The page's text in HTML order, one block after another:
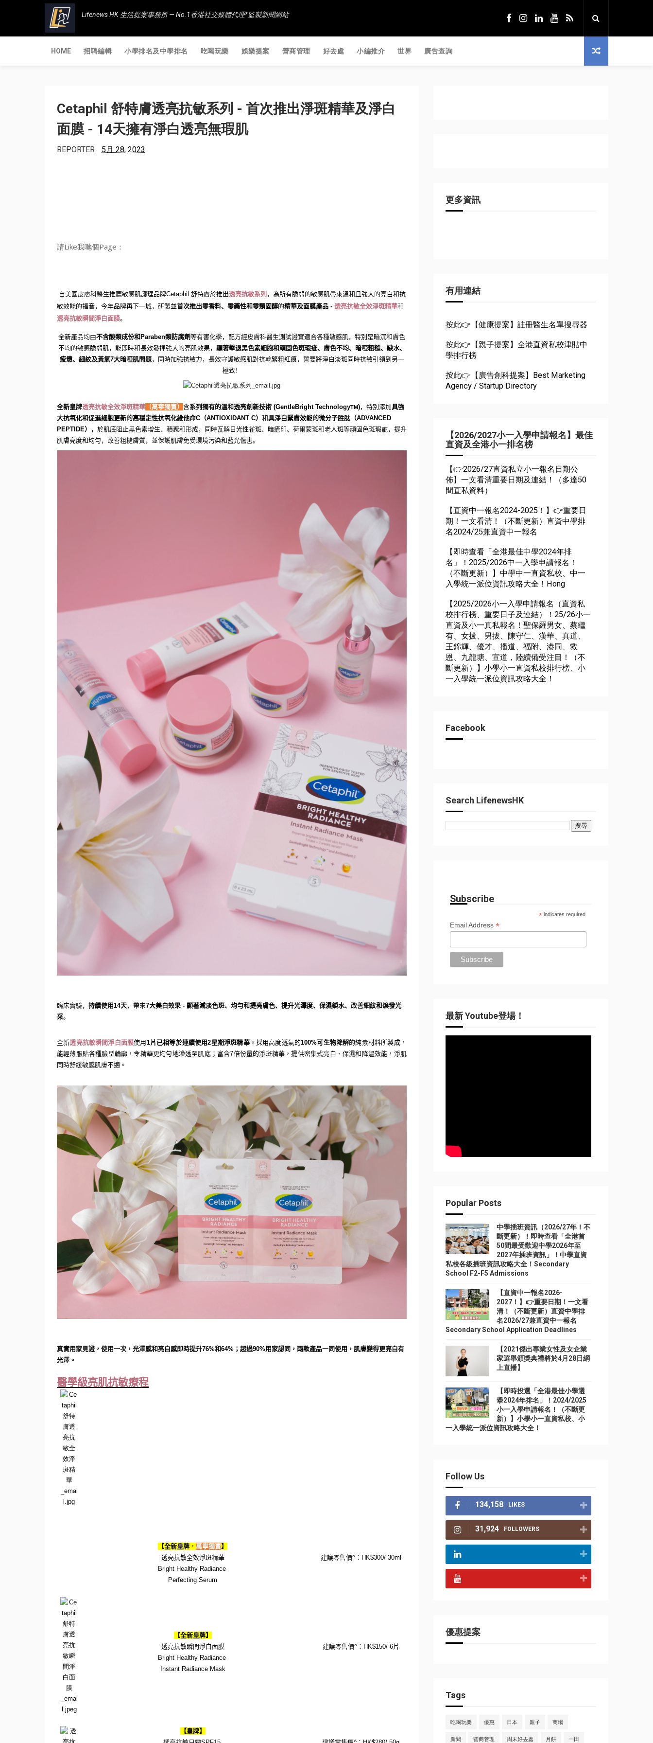
Lifenews HK 生活提案事務所 — No.1香港社交媒體代理*監製新聞網站
HOME 招聘編輯 小學排名及中學排名 吃喝玩樂 娛樂提案 營商管理 好去處 小編推介 世界 廣告查詢
Cetaphil 舒特膚透亮抗敏系列 - 首次推出淨斑精華及淨白
面膜 - 14天擁有淨白透亮無瑕肌
REPORTER 5月 28, 2023
請Like我哋個Page：
自美國皮膚科醫生推薦敏感肌護理品牌Cetaphil 舒特膚於推出透亮抗敏系列 ， 為所有脆弱的敏感肌帶來溫和且強大的亮白和抗
敏效能的福音，今年品牌再下一城， 研製並首次推出零香料、 零藥性和零類固醇的精華及面膜產品 - 透亮抗敏全效淨斑精華和
透亮抗敏瞬間淨白面膜。
全新產品均由不含酸類成份和 Paraben類防腐劑等有害化學， 配方經皮膚科醫生測試證實適合各種敏感肌， 特別是暗沉和膚色
不均的敏感脆弱肌，能即時和長效發揮強大的亮肌效果， 顯著擊退黑色素細胞和頑固色斑瑕疵、 膚色不均、暗啞粗糙、 缺水、
疲憊、細紋及黃氣7大暗啞肌問題，同時加強抗敏力， 長效守護敏感肌對抗乾緊粗紅痕，誓要將淨白淡斑同時抗敏引 領到另一
極致！
全新皇牌透亮抗敏全效淨斑精華 （萬寧獨賣） 含系列獨有的溫和透亮創新技術 (GentleBright TechnologyTM)， 特別 添加具強
大抗氧化和促進細胞更新的高穩定性抗氧化維他命C （ANTIOXIDANT C） 和具淨白緊膚效能的微分子胜肽 （ADVANCED
PEPTIDE） ， 於肌底阻 止黑色素增生、 積聚和形成，同時瓦解 日光性雀斑、暗瘡印、荷爾蒙斑和老人斑等頑固色斑瑕疵， 提升
肌膚亮度和均勻 ，改善粗糙膚質，並保護肌膚免受環境污染和藍光傷害。
臨床實驗， 持續使用14天，帶來7大美白效果 - 顯著減淡色斑、均勻和提亮膚色、提升光澤度、保濕鎖水、改善細紋和煥發光
采。
全新透亮抗敏瞬間淨白面膜使用 1片已相等於連續使用2星期淨斑精華。採用高度透氣的100%可生物降解的純素材料所製成，
能輕薄服貼各種臉型輪廓，令精華更均勻地滲透至肌底； 富含7倍份量的淨斑精華 ，提供密集式亮白、保濕和降溫效能， 淨肌
同時舒緩敏感肌膚不適。
真實用家見證，使用一次，光澤感和亮白感即時提升76%和64% ；超過90%用家認同，兩款產品一同使用， 肌膚變得更亮白有
光澤。
醫學級亮肌抗敏療程
【全新皇牌． 萬寧獨賣】
透亮抗敏全效淨斑精華
Bright Healthy Radiance
Perfecting Serum
建議零售價^： HK$300/ 30ml
【全新皇牌】
透亮抗敏瞬間淨白面膜
Bright Healthy Radiance
Instant Radiance Mask
建議零售價^： HK$150/ 6片
【皇牌】
更多資訊
有用連結
按此👉【健康提案】註冊醫生名單搜尋器
按此👉【親子提案】全港直資私校津貼中
學排行榜
按此👉【廣告創科提案】Best Marketing
Agency / Startup Directory
【2026/2027小一入學申請報名】最佳
直資及全港小一排名榜
【👉2026/27直資私立小一報名日期公
佈】一文看清重要日期及連結！（多達50
間直私資料）
【直資中一報名2024-2025！】👉重要日
期！一文看清！（不斷更新）直資中學排
名2024/25兼直資中一報名
【即時查看「全港最佳中學2024年排
名」！2025/2026中一入學申請報名！
（不斷更新）】中學中一直資私校、中一
入學統一派位資訊攻略大全！Hong
【2025/2026小一入學申請報名（直資私
校排行榜、重要日子及連結）！25/26小一
直資及小一真私報名！聖保羅男女、蔡繼
有、女拔、男拔、陳守仁、漢華、真道、
王錦輝、優才、播道、福附、港同、救
恩、九龍塘、宣道，陸續備受注目！（不
斷更新）】小學小一直資私校排行榜、小
一入學統一派位資訊攻略大全！
Facebook
Search LifenewsHK
Subscribe
* indicates required
Email Address *
最新 Youtube登場！
Popular Posts
中學插班資訊（2026/27年！不
斷更新）！即時查看「全港首
50間最受歡迎中學2026年至
2027年插班資訊」！中學直資
私校各級插班資訊攻略大全！Secondary
School F2-F5 Admissions
【直資中一報名2026-
2027！】👉重要日期！一文看
清！（不斷更新）直資中學排
名2026/27兼直資中一報名
Secondary School Application Deadlines
【2021傑出專業女性及女企業
家選舉頒獎典禮將於4月28日網
上直播】
【即時投選「全港最佳小學選
擧2024年排名」！2024/2025
小一入學申請報名！（不斷更
新）】小學小一直資私校、小
一入學統一派位資訊攻略大全！
Follow Us
134,158 LIKES
31,924 FOLLOWERS
優惠提案
Tags
吃喝玩樂 優惠 日本 親子 商場
新聞 營商管理 周末好去處 月餅 一田